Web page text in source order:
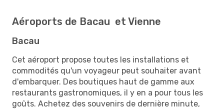
Aéroports de Bacau et Vienne
Bacau
Cet aéroport propose toutes les installations et
commodités qu'un voyageur peut souhaiter avant
d'embarquer. Des boutiques haut de gamme aux
restaurants gastronomiques, il y en a pour tous les
goûts. Achetez des souvenirs de dernière minute,